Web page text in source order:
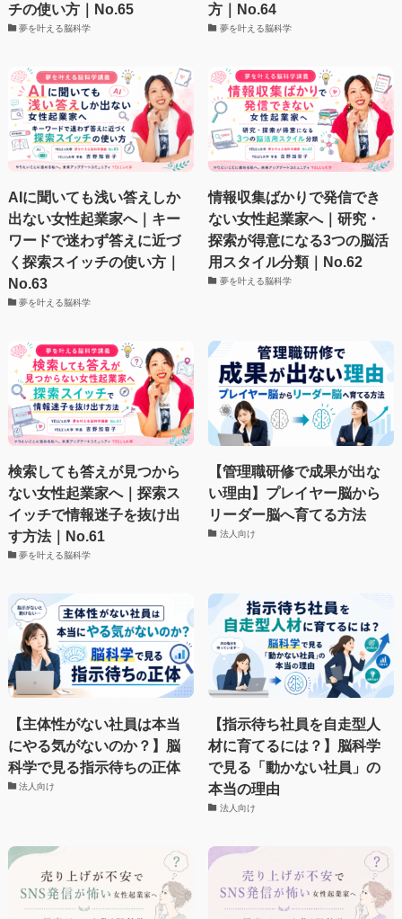
チの使い方｜No.65
夢を叶える脳科学
方｜No.64
夢を叶える脳科学
AIに聞いても浅い答えしか
出ない女性起業家へ｜キー
ワードで迷わず答えに近づ
く探索スイッチの使い方｜
No.63
夢を叶える脳科学
情報収集ばかりで発信でき
ない女性起業家へ｜研究・
探索が得意になる3つの脳活
用スタイル分類｜No.62
夢を叶える脳科学
検索しても答えが見つから
ない女性起業家へ｜探索ス
イッチで情報迷子を抜け出
す方法｜No.61
夢を叶える脳科学
【管理職研修で成果が出な
い理由】プレイヤー脳から
リーダー脳へ育てる方法
法人向け
【主体性がない社員は本当
にやる気がないのか？】脳
科学で見る指示待ちの正体
法人向け
【指示待ち社員を自走型人
材に育てるには？】脳科学
で見る「動かない社員」の
本当の理由
法人向け